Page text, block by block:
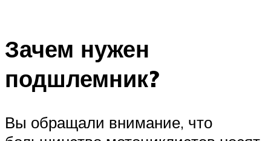
Зачем нужен
подшлемник?
Вы обращали внимание, что